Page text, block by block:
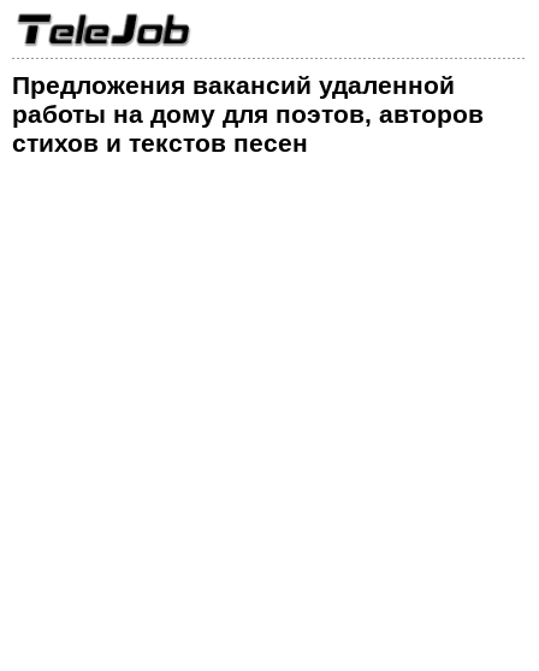
Предложения вакансий удаленной
работы на дому для поэтов, авторов
стихов и текстов песен